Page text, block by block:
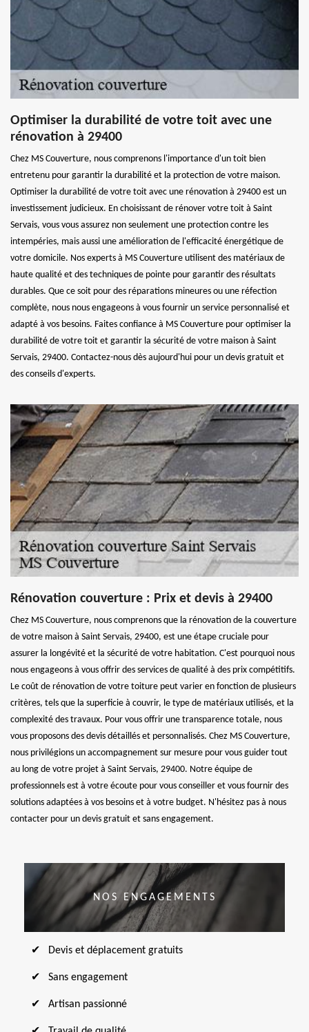
Optimiser la durabilité de votre toit avec une
rénovation à 29400
Chez MS Couverture, nous comprenons l'importance d'un toit bien
entretenu pour garantir la durabilité et la protection de votre maison.
Optimiser la durabilité de votre toit avec une rénovation à 29400 est un
investissement judicieux. En choisissant de rénover votre toit à Saint
Servais, vous vous assurez non seulement une protection contre les
intempéries, mais aussi une amélioration de l'efficacité énergétique de
votre domicile. Nos experts à MS Couverture utilisent des matériaux de
haute qualité et des techniques de pointe pour garantir des résultats
durables. Que ce soit pour des réparations mineures ou une réfection
complète, nous nous engageons à vous fournir un service personnalisé et
adapté à vos besoins. Faites confiance à MS Couverture pour optimiser la
durabilité de votre toit et garantir la sécurité de votre maison à Saint
Servais, 29400. Contactez-nous dès aujourd'hui pour un devis gratuit et
des conseils d'experts.
Rénovation couverture : Prix et devis à 29400
Chez MS Couverture, nous comprenons que la rénovation de la couverture
de votre maison à Saint Servais, 29400, est une étape cruciale pour
assurer la longévité et la sécurité de votre habitation. C'est pourquoi nous
nous engageons à vous offrir des services de qualité à des prix compétitifs.
Le coût de rénovation de votre toiture peut varier en fonction de plusieurs
critères, tels que la superficie à couvrir, le type de matériaux utilisés, et la
complexité des travaux. Pour vous offrir une transparence totale, nous
vous proposons des devis détaillés et personnalisés. Chez MS Couverture,
nous privilégions un accompagnement sur mesure pour vous guider tout
au long de votre projet à Saint Servais, 29400. Notre équipe de
professionnels est à votre écoute pour vous conseiller et vous fournir des
solutions adaptées à vos besoins et à votre budget. N'hésitez pas à nous
contacter pour un devis gratuit et sans engagement.
NOS ENGAGEMENTS
Devis et déplacement gratuits
Sans engagement
Artisan passionné